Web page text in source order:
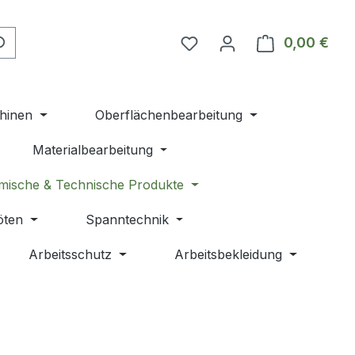
Du hast 0 Produkte auf
0,00 €
Oberflächenbearbeitung
Materialbearbeitung
& Technische Produkte
Spanntechnik
Arbeitsschutz Arbeitsbekleidung